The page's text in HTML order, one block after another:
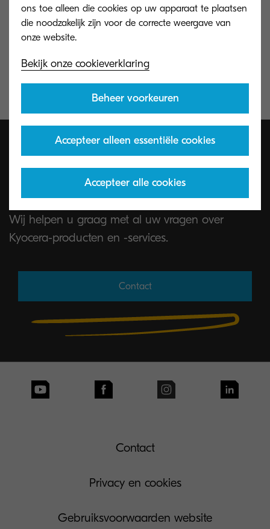
Infosheet-Scannen-naar-Legal-technisch-document.pdf
(Infosheet-Scannen-naar-Legal-technisch-document.pdf)
1 MB | PDF
Neem contact met ons op.
Wij helpen u graag met al uw vragen over
Kyocera-producten en -services.
Contact
Contact
Privacy en cookies
Gebruiksvoorwaarden website
ons toe alleen die cookies op uw apparaat te plaatsen
die noodzakelijk zijn voor de correcte weergave van
Bekijk onze cookieverklaring
Beheer voorkeuren
Accepteer alleen essentiële cookies
Accepteer alle cookies